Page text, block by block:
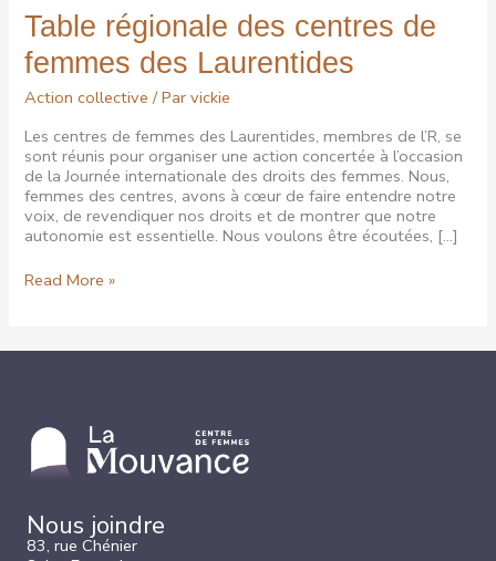
Table régionale des centres de
femmes des Laurentides
Action collective / Parvickie
Les centres de femmes des Laurentides, membres de l’R, se
sont réunis pour organiser une action concertée à l’occasion
de la Journée internationale des droits des femmes. Nous,
femmes des centres, avons à cœur de faire entendre notre
voix, de revendiquer nos droits et de montrer que notre
autonomie est essentielle. Nous voulons être écoutées, […]
Table
de
Read More »
Nous joindre
83, rue Chénier